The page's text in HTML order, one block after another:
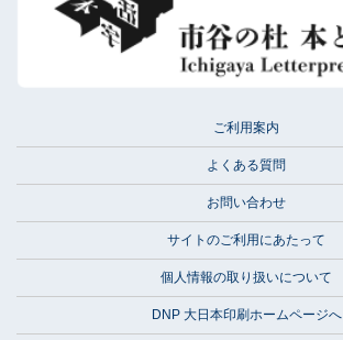
ご利用案内
よくある質問
お問い合わせ
サイトのご利用にあたって
個人情報の取り扱いについて
DNP 大日本印刷ホームページへ